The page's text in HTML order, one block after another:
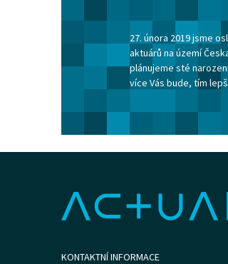
27. února 2019 jsme
aktuárů na území
plánujeme sté
více Vás bude, tím
KONTAKTNÍ INFORMACE